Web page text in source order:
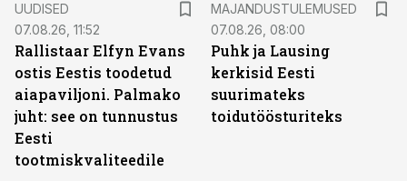
UUDISED
07.08.26, 11:52
Rallistaar Elfyn Evans
ostis Eestis toodetud
aiapaviljoni. Palmako
juht: see on tunnustus
Eesti
tootmiskvaliteedile
MAJANDUSTULEMUSED
07.08.26, 08:00
Puhk ja Lausing
kerkisid Eesti
suurimateks
toidutöösturiteks